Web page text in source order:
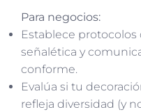
Para negocios:
Establece
señalética y
conforme.
Evalúa si tu
refleja diversidad (y